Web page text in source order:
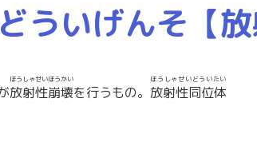
ういげんそ【放
放射性崩壊
ほうしゃせいほうかい
を行うもの。 放射性同位体
ほうしゃせいどういたい